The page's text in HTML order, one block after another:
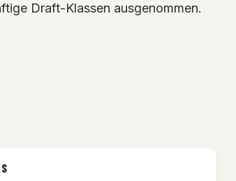
Draft-Klassen ausgenommen.